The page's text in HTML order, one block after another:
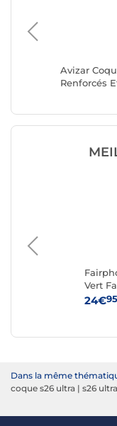
Avizar
Renforcés
Vert
24€95
Dans la même
coque s26 ultra | s26 ultra